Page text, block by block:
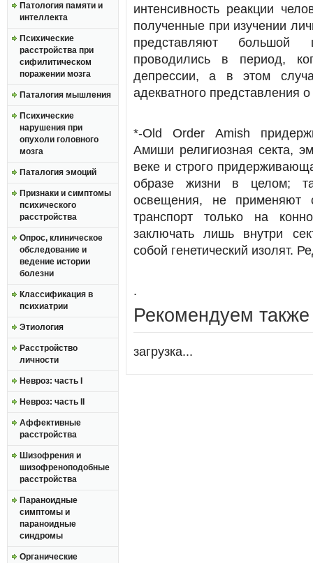
Патология памяти и
интеллекта
Психические
расстройства при
сифилитическом
поражении мозга
Паталогия мышления
Психические
нарушения при
опухоли головного
мозга
Паталогия эмоций
Признаки и симптомы
психического
расстройства
Опрос, клиническое
обследование и
ведение истории
болезни
Классификация в
психиатрии
Этиология
Расстройство
личности
Невроз: часть I
Невроз: часть II
Аффективные
расстройства
Шизофрения и
шизофреноподобные
расстройства
Параноидные
симптомы и
параноидные
синдромы
Органические
интенсивность реакции
полученные при изучении
представляют большой
проводились в период,
депрессии, а в этом
адекватного представления
*-Old Order Amish
Амиши религиозная секта,
веке и строго
образе жизни в целом;
освещения, не применяют
транспорт только на
заключать лишь внутри
собой генетический изолят.
.
Рекомендуем
загрузка...